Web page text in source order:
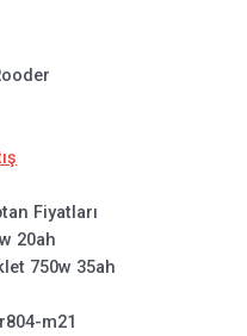
Fiyatları
20ah
750w 35ah
m21